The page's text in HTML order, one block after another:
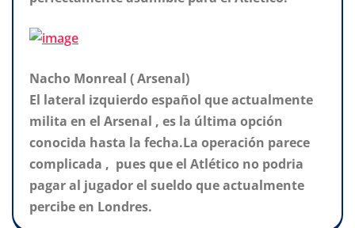
Nacho Monreal ( Arsenal)
El lateral izquierdo español que actualmente
milita en el Arsenal , es la última opción
conocida hasta la fecha.La operación parece
complicada , pues que el Atlético no podria
pagar al jugador el sueldo que actualmente
percibe en Londres.